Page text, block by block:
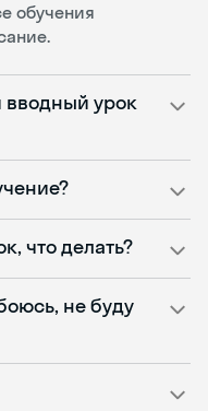
обучения
вводный урок
что делать?
не буду